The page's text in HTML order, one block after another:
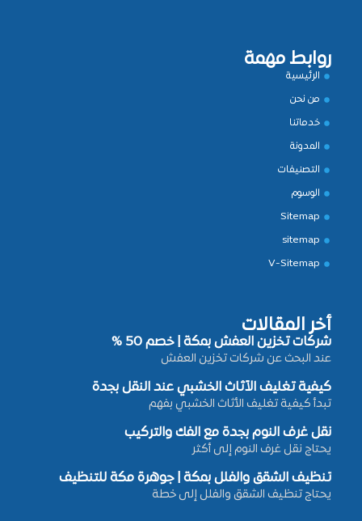
روابط مهمة
الرئيسية
من نحن
خدماتنا
المدونة
التصنيفات
الوسوم
Sitemap
sitemap
V-Sitemap
أخر المقالات
شركات تخزين العفش بمكة | خصم 50 %
عند البحث عن شركات تخزين العفش
كيفية تغليف الأثاث الخشبي عند النقل بجدة
تبدأ كيفية تغليف الأثاث الخشبي بفهم
نقل غرف النوم بجدة مع الفك والتركيب
يحتاج نقل غرف النوم إلى أكثر
تنظيف الشقق والفلل بمكة | جوهرة مكة للتنظيف
يحتاج تنظيف الشقق والفلل إلى خطة